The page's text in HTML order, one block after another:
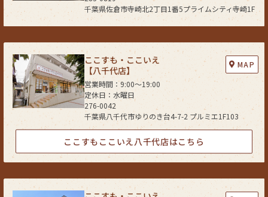
千葉県佐倉市寺崎北2丁目1番5プライムシティ寺崎1F
ここすも・ここいえ
【八千代店】
276-0042
千葉県八千代市ゆりのき台4-7-2 プルミエ1F103
営業時間：9:00〜19:00
定休日：水曜日
MAP
ここすもここいえ八千代店はこちら